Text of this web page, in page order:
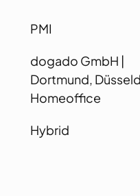
PMI
dogado GmbH |
Dortmund,
Homeoffice
Hybrid